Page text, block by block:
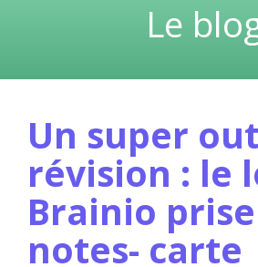
Le
Un super
révision : le
Brainio
notes- carte